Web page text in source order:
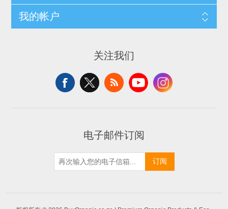
我的帐户
关注我们
电子邮件订阅
订阅